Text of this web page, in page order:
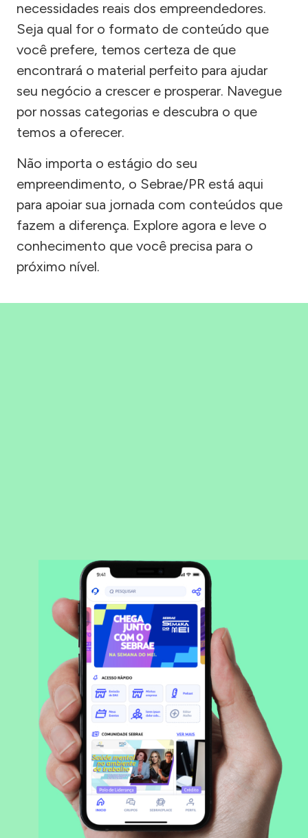
necessidades reais dos empreendedores.
Seja qual for o formato de conteúdo que
você prefere, temos certeza de que
encontrará o material perfeito para ajudar
seu negócio a crescer e prosperar. Navegue
por nossas categorias e descubra o que
temos a oferecer.
Não importa o estágio do seu
empreendimento, o Sebrae/PR está aqui
para apoiar sua jornada com conteúdos que
fazem a diferença. Explore agora e leve o
conhecimento que você precisa para o
próximo nível.